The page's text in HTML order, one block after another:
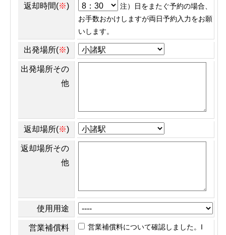
返却時間(※)
注）日をまたぐ予約の場合、
お手数おかけしますが両日予約入力をお願
いします。
出発場所(※)
出発場所その
他
返却場所(※)
返却場所その
他
使用用途
営業補償料
営業補償料について確認しました。I